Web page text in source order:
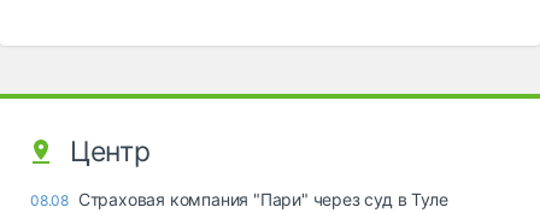
Центр
08.08 Страховая компания "Пари" через суд в Туле